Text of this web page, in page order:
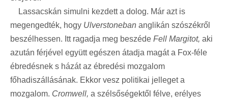
Lassacskán simulni kezdett a dolog. Már azt is
megengedték, hogy Ulverstoneban anglikán szószékről
beszélhessen. Itt ragadja meg beszéde Fell Margitot, aki
azután férjével együtt egészen átadja magát a Fox-féle
ébredésnek s házát az ébredési mozgalom
főhadiszállásának. Ekkor vesz politikai jelleget a
mozgalom. Cromwell, a szélsőségektől félve, erélyes